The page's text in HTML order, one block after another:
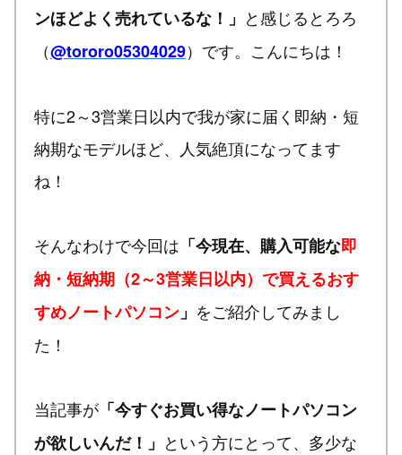
ンほどよく売れているな！」 と感じるとろろ
（@tororo05304029）です。こんにちは！
特に2～3営業日以内で我が家に届く即納・短
納期なモデルほど、人気絶頂になってます
ね！
そんなわけで今回は 「今現在、購入可能な即
納・短納期（2～3営業日以内）で買えるおす
すめノートパソコン 」 をご紹介してみまし
た！
当記事が 「今すぐお買い得なノートパソコン
が欲しいんだ！」 という方にとって、多少な